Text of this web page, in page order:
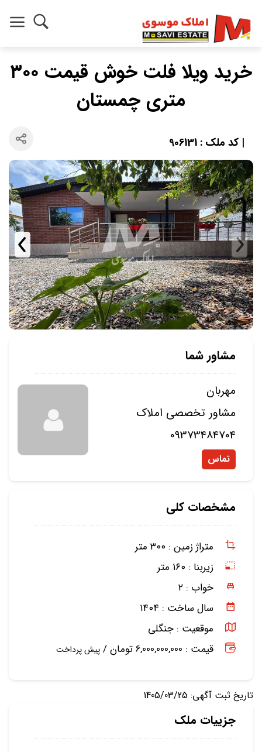
خرید ویلا فلت خوش قیمت ۳۰۰
متری چمستان
| کد ملک : 906131
مشاور شما
مهربان
مشاور تخصصی املاک
09373484704
تماس
مشخصات کلی
متراژ زمین : ۳۰۰ متر
زیربنا : ۱۶۰ متر
خواب : ۲
سال ساخت : ۱۴۰۴
موقعیت : جنگلی
قیمت : 6,000,000,000 تومان /
پیش پرداخت
تاریخ ثبت آگهی: 1405/03/25
جزییات ملک